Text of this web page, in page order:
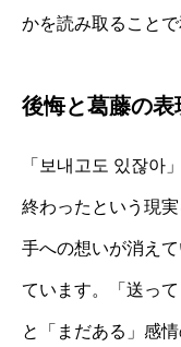
かを読み取ること
後悔と葛藤の表
「보내고도 있잖아
終わったという現
手への想いが消え
ています。「送っ
と「まだある」感